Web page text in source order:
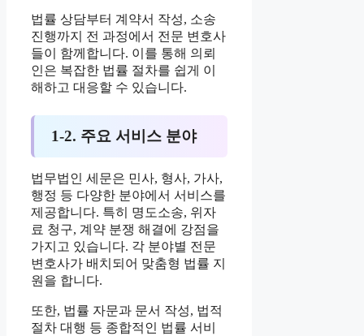
법률 상담부터 계약서 작성, 소송
진행까지 전 과정에서 전문 변호사
들이 함께합니다. 이를 통해 의뢰
인은 복잡한 법률 절차를 쉽게 이
해하고 대응할 수 있습니다.
1-2. 주요 서비스 분야
법무법인 세문은 민사, 형사, 가사,
행정 등 다양한 분야에서 서비스를
제공합니다. 특히 명도소송, 위자
료 청구, 계약 분쟁 해결에 강점을
가지고 있습니다. 각 분야별 전문
변호사가 배치되어 맞춤형 법률 지
원을 합니다.
또한, 법률 자문과 문서 작성, 법적
절차 대행 등 종합적인 법률 서비